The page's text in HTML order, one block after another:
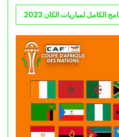
الكامل لمباريات الكان 2023